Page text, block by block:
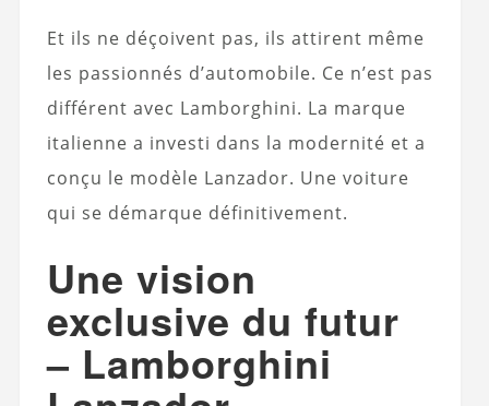
Et ils ne déçoivent pas, ils attirent même
les passionnés d’automobile. Ce n’est pas
différent avec Lamborghini. La marque
italienne a investi dans la modernité et a
conçu le modèle Lanzador. Une voiture
qui se démarque définitivement.
Une vision
exclusive du futur
– Lamborghini